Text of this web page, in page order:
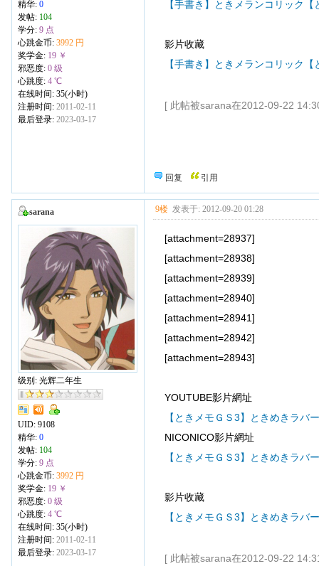
精华: 0
发帖: 104
学分: 9 点
心跳金币: 3992 円
奖学金: 19 ￥
邪恶度: 0 级
心跳度: 4 ℃
在线时间: 35(小时)
注册时间: 2011-02-11
最后登录: 2023-03-17
【手書き】ときメランコリック
影片收藏
【手書き】ときメランコリック
[ 此帖被sarana在2012-09-22
回复 引用
sarana
级别: 光辉二年生
UID: 9108
精华: 0
发帖: 104
学分: 9 点
心跳金币: 3992 円
奖学金: 19 ￥
邪恶度: 0 级
心跳度: 4 ℃
在线时间: 35(小时)
注册时间: 2011-02-11
最后登录: 2023-03-17
9楼 发表于: 2012-09-20 01:28
[attachment=28937]
[attachment=28938]
[attachment=28939]
[attachment=28940]
[attachment=28941]
[attachment=28942]
[attachment=28943]
YOUTUBE影片網址
【ときメモＧＳ3】ときめきラバ
NICONICO影片網址
【ときメモＧＳ3】ときめきラバ
影片收藏
【ときメモＧＳ3】ときめきラバ
[ 此帖被sarana在2012-09-22